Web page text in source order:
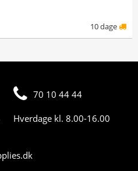
10 dage
70 10 44 44
Hverdage kl. 8.00-16.00